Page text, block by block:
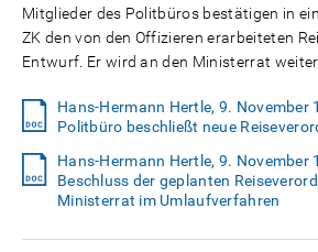
Mitglieder des Politbüros bestätigen in
ZK den von den Offizieren erarbeiteten
Entwurf. Er wird an den Ministerrat
Hans-Hermann Hertle, 9. November
Politbüro beschließt neue
Hans-Hermann Hertle, 9. November
Beschluss der geplanten
Ministerrat im Umlaufverfahren